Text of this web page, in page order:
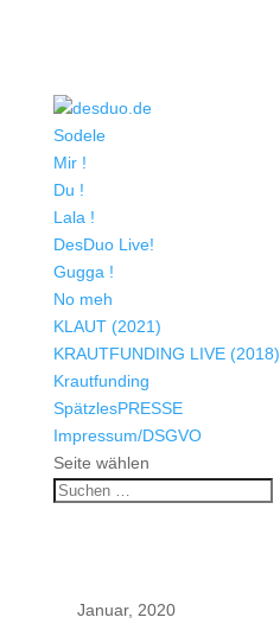
Sodele
Mir !
Du !
Lala !
DesDuo Live!
Gugga !
No meh
KLAUT (2021)
KRAUTFUNDING LIVE (2018)
Krautfunding
SpätzlesPRESSE
Impressum/DSGVO
Seite wählen
Januar, 2020